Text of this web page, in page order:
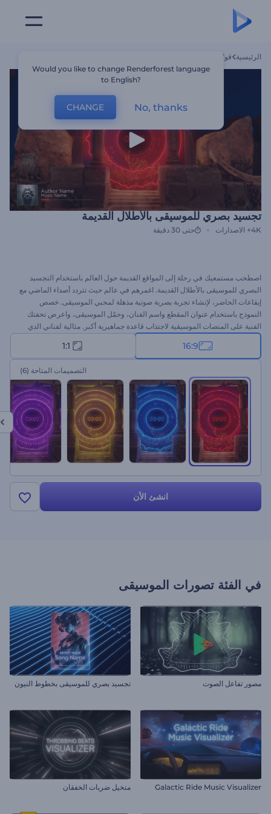
الرئيسية قوالب
تجسيد بصري للموسيقى بالأطلال القديمة
4K+ الاصدارات حتى 30 دقيقة
اصطحب مستمعيك في رحلة إلى المواقع القديمة حول العالم باستخدام التجسيد
البصري للموسيقى بالأطلال القديمة. اغمرهم في عالم حيث تتردد أصداء الماضي مع
إيقاعات الحاضر، لإنشاء تجربة بصرية صوتية مذهلة لمحبي الموسيقى. خصص
النموذج باستخدام عنوان المقطع واسم الفنان، وحمّل الموسيقى، واعرض تحفتك
الفنية على المنصات الموسيقية لاجتذاب قاعدة جماهيرية أكبر. مثالية لفناني الدي
جي، ومنتجي الموسيقى، أو الفنانين الراغبين في تعزيز وجود موسيقاهم. جرب الآن!
16:9
1:1
التصميمات المتاحة (6)
انشئ الأن
في الفئة تصورات الموسيقى
مصور تفاعل الصوت تجسيد بصري للموسيقى بخطوط النيون
Galactic Ride Music Visualizer متخيل ضربات الخفقان
Would you like to change Renderforest language
to English?
CHANGE No, thanks